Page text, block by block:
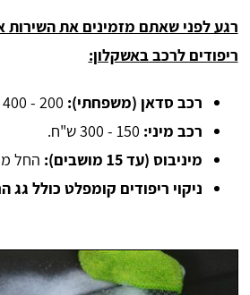
רגע לפני שאתם מזמינים את השירות
ריפודים לרכב באשקלון:
רכב סדאן (משפחתי): 200 - 400 ש"ח.
רכב מיני: 150 - 300 ש"ח.
מיניבוס (עד 15 מושבים):
החל מ- 500
ניקוי ריפודים קומפלט כולל גג